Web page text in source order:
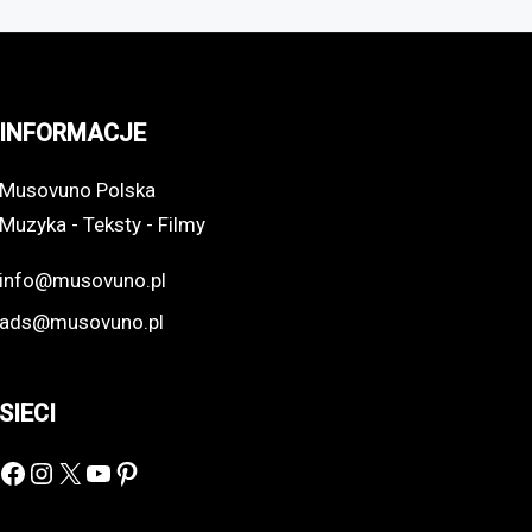
INFORMACJE
Musovuno Polska
Muzyka - Teksty - Filmy
info@musovuno.pl
ads@musovuno.pl
SIECI
Facebook
Instagram
X YouTube
Pinterest